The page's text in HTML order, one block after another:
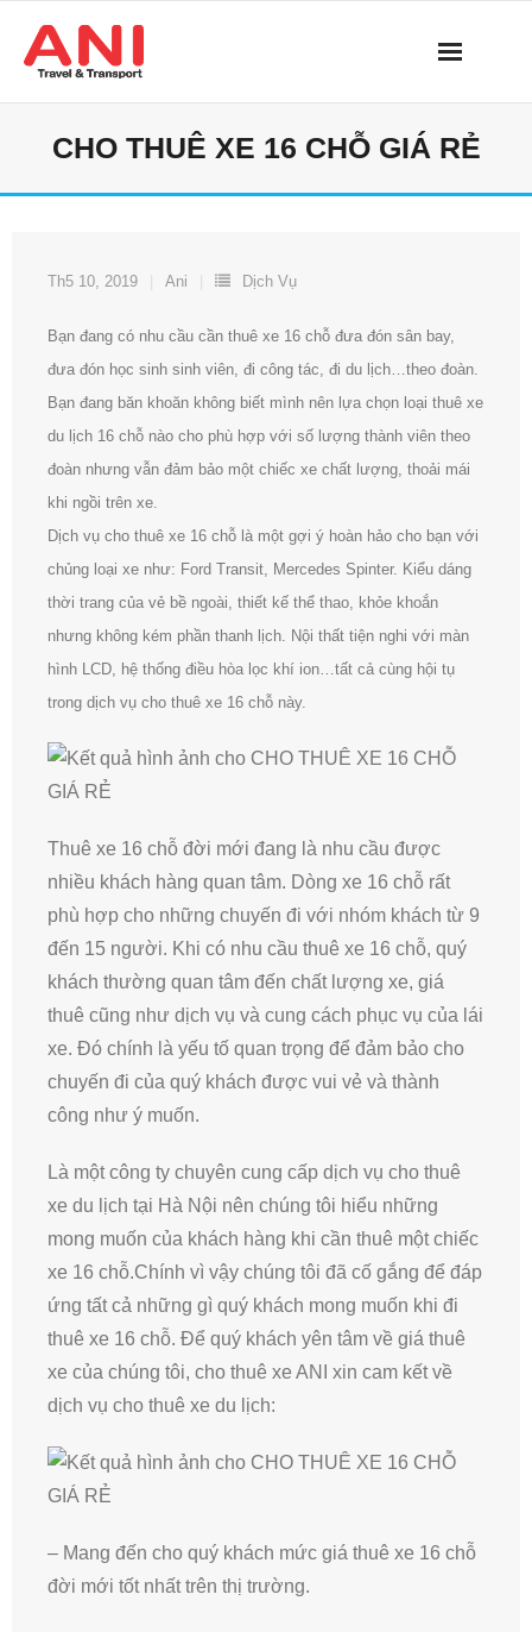
content
CHO THUÊ XE 16 CHỖ GIÁ RẺ
Th5 10, 2019 Ani Dịch Vụ
Bạn đang có nhu cầu cần thuê xe 16 chỗ đưa đón sân bay,
đưa đón học sinh sinh viên, đi công tác, đi du lịch…theo đoàn.
Bạn đang băn khoăn không biết mình nên lựa chọn loại thuê xe
du lịch 16 chỗ nào cho phù hợp với số lượng thành viên theo
đoàn nhưng vẫn đảm bảo một chiếc xe chất lượng, thoải mái
khi ngồi trên xe.
Dịch vụ cho thuê xe 16 chỗ là một gợi ý hoàn hảo cho bạn với
chủng loại xe như: Ford Transit, Mercedes Spinter. Kiểu dáng
thời trang của vẻ bề ngoài, thiết kế thể thao, khỏe khoắn
nhưng không kém phần thanh lịch. Nội thất tiện nghi với màn
hình LCD, hệ thống điều hòa lọc khí ion…tất cả cùng hội tụ
trong dịch vụ cho thuê xe 16 chỗ này.
Thuê xe 16 chỗ đời mới đang là nhu cầu được
nhiều khách hàng quan tâm. Dòng xe 16 chỗ rất
phù hợp cho những chuyến đi với nhóm khách từ 9
đến 15 người. Khi có nhu cầu thuê xe 16 chỗ, quý
khách thường quan tâm đến chất lượng xe, giá
thuê cũng như dịch vụ và cung cách phục vụ của lái
xe. Đó chính là yếu tố quan trọng để đảm bảo cho
chuyến đi của quý khách được vui vẻ và thành
công như ý muốn.
Là một công ty chuyên cung cấp dịch vụ cho thuê
xe du lịch tại Hà Nội nên chúng tôi hiểu những
mong muốn của khách hàng khi cần thuê một chiếc
xe 16 chỗ.Chính vì vậy chúng tôi đã cố gắng để đáp
ứng tất cả những gì quý khách mong muốn khi đi
thuê xe 16 chỗ. Để quý khách yên tâm về giá thuê
xe của chúng tôi, cho thuê xe ANI xin cam kết về
dịch vụ cho thuê xe du lịch:
– Mang đến cho quý khách mức giá thuê xe 16 chỗ
đời mới tốt nhất trên thị trường.